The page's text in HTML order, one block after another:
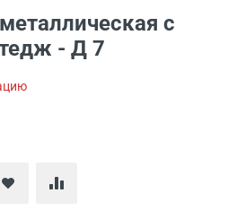
с
- Д 7